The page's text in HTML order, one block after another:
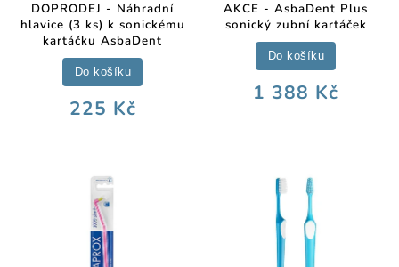
DOPRODEJ - Náhradní
hlavice (3 ks) k sonickému
kartáčku AsbaDent
225 Kč
Do košíku
AKCE - AsbaDent Plus
sonický zubní kartáček
1 388 Kč
Do košíku